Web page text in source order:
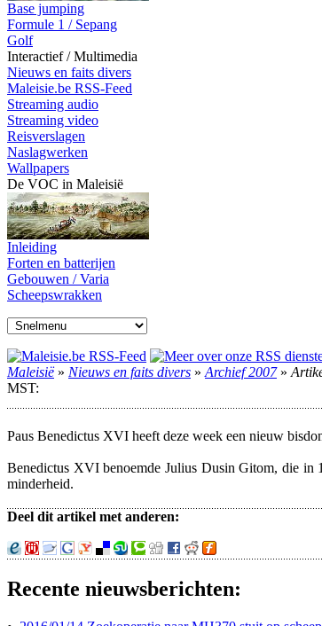
Base jumping
Formule 1 / Sepang
Golf
Interactief / Multimedia
Nieuws en faits divers
Maleisie.be RSS-Feed
Streaming audio
Streaming video
Reisverslagen
Naslagwerken
Wallpapers
De VOC in Maleisië
Inleiding
Forten en batterijen
Gebouwen / Varia
Scheepswrakken
Maleisië» Nieuws en faits divers » Archief 2007»
MST:
Paus Benedictus XVI heeft deze week een nieuw
Benedictus XVI benoemde Julius Dusin Gitom, die in
minderheid.
Deel dit artikel met anderen:
Recente nieuwsberichten: